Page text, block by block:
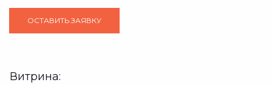
Витрина: